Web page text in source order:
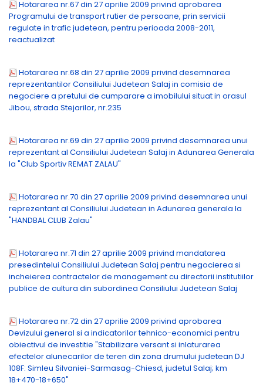
Hotararea nr.67 din 27 aprilie 2009 privind aprobarea
Programului de transport rutier de persoane, prin servicii
regulate in trafic judetean, pentru perioada 2008-2011,
reactualizat
Hotararea nr.68 din 27 aprilie 2009 privind desemnarea
reprezentantilor Consiliului Judetean Salaj in comisia de
negociere a pretului de cumparare a imobilului situat in orasul
Jibou, strada Stejarilor, nr.235
Hotararea nr.69 din 27 aprilie 2009 privind desemnarea unui
reprezentant al Consiliului Judetean Salaj in Adunarea Generala
la "Club Sportiv REMAT ZALAU"
Hotararea nr.70 din 27 aprilie 2009 privind desemnarea unui
reprezentant al Consiliului Judetean in Adunarea generala la
"HANDBAL CLUB Zalau"
Hotararea nr.71 din 27 aprilie 2009 privind mandatarea
presedintelui Consiliului Judetean Salaj pentru negocierea si
incheierea contractelor de management cu directorii institutiilor
publice de cultura din subordinea Consiliului Judetean Salaj
Hotararea nr.72 din 27 aprilie 2009 privind aprobarea
Devizului general si a indicatorilor tehnico-economici pentru
obiectivul de investitie "Stabilizare versant si inlaturarea
efectelor alunecarilor de teren din zona drumului judetean DJ
108F: Simleu Silvaniei-Sarmasag-Chiesd, judetul Salaj; km
18+470-18+650"